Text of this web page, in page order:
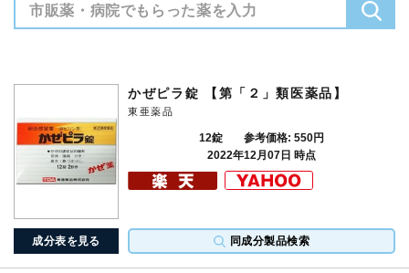
成分表を見る 同成分製品検索
かぜピラ錠 【第「２」類医薬品】
東亜薬品
12錠
参考価格: 550円
2022年12月07日 時点